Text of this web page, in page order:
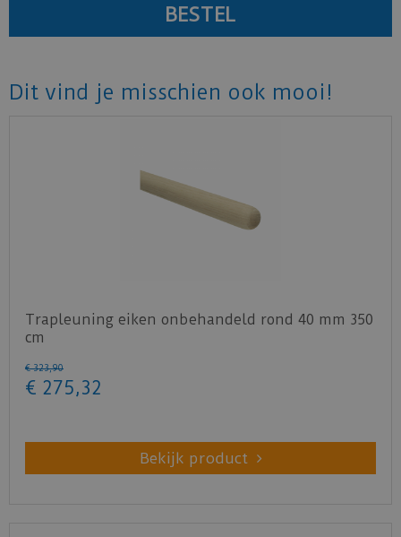
Dit vind je misschien ook mooi!
Trapleuning eiken onbehandeld rond 40 mm 350
cm
€ 323,90
€ 275,32
Bekijk product